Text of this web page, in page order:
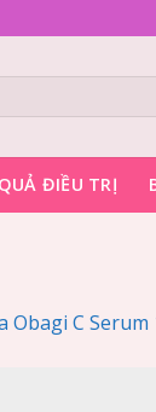
ĐIỀU TRỊ
C Serum